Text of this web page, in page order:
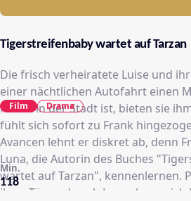
Tigerstreifenbaby wartet auf Tarzan
Die frisch verheiratete Luise und
einer nächtlichen Autofahrt einen
fremd in der Stadt ist, bieten sie
fühlt sich sofort zu Frank
Avancen lehnt er diskret ab, denn
Luna, die Autorin des Buches
wartet auf Tarzan", kennenlernen.
ihrer Tür, und auch Laura kann sich
118
Min.
Film Drama